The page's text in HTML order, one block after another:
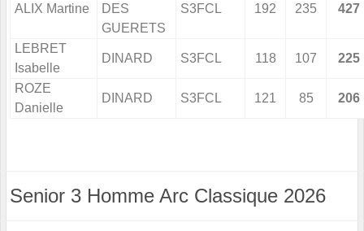
ALIX Martine
DES
GUERETS
S3FCL 192 235 427
LEBRET
Isabelle
DINARD S3FCL 118 107 225
ROZE
Danielle
DINARD S3FCL 121 85 206
Senior 3 Homme Arc Classique 2026